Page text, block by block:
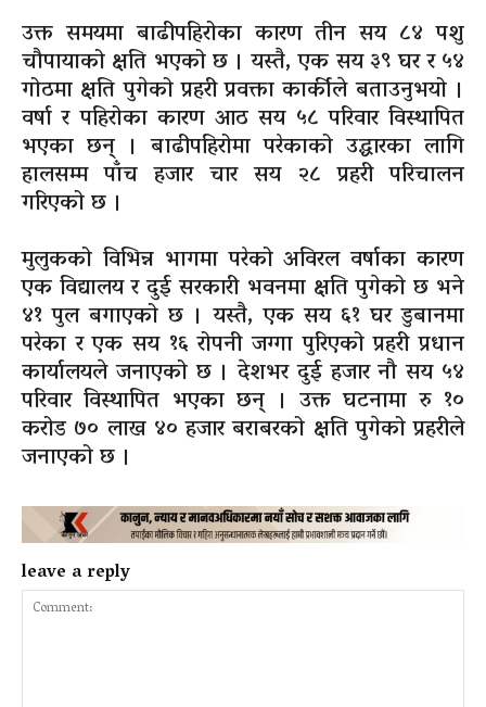
उक्त समयमा बाढीपहिरोका कारण तीन सय ८४ पशु
चौपायाको क्षति भएको छ । यस्तै, एक सय ३९ घर र ५४
गोठमा क्षति पुगेको प्रहरी प्रवक्ता कार्कीले बताउनुभयो ।
वर्षा र पहिरोका कारण आठ सय ५८ परिवार विस्थापित
भएका छन् । बाढीपहिरोमा परेकाको उद्धारका लागि
हालसम्म पाँच हजार चार सय २८ प्रहरी परिचालन
गरिएको छ ।
मुलुकको विभिन्न भागमा परेको अविरल वर्षाका कारण
एक विद्यालय र दुई सरकारी भवनमा क्षति पुगेको छ भने
४१ पुल बगाएको छ । यस्तै, एक सय ६१ घर डुबानमा
परेका र एक सय १६ रोपनी जग्गा पुरिएको प्रहरी प्रधान
कार्यालयले जनाएको छ । देशभर दुई हजार नौ सय ५४
परिवार विस्थापित भएका छन् । उक्त घटनामा रु १०
करोड ७० लाख ४० हजार बराबरको क्षति पुगेको प्रहरीले
जनाएको छ ।
leave a reply